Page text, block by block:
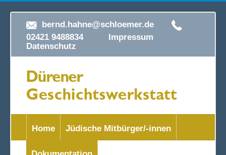
bernd.hahne@schloemer.de
02421 9488834 Impressum
Datenschutz
Home Jüdische Mitbürger/-innen